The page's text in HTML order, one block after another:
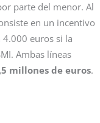
parte del menor. Al
en un incentivo
euros si la
Ambas líneas
millones de euros.